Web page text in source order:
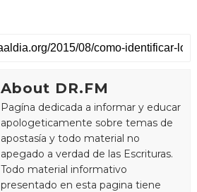
About DR.FM
Pagína dedicada a informar y educar
apologeticamente sobre temas de
apostasía y todo material no
apegado a verdad de las Escrituras.
Todo material informativo
presentado en esta pagina tiene